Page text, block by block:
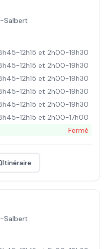
Salbert
12h15 et 2h00-19h30
12h15 et 2h00-19h30
12h15 et 2h00-19h30
12h15 et 2h00-19h30
12h15 et 2h00-19h30
12h15 et 2h00-17h00
Fermé
Itinéraire
Salbert